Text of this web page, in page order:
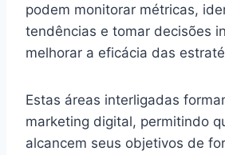
podem monitorar métricas,
tendências e tomar decisões
melhorar a eficácia das
Estas áreas interligadas
marketing digital, permitindo
alcancem seus objetivos de